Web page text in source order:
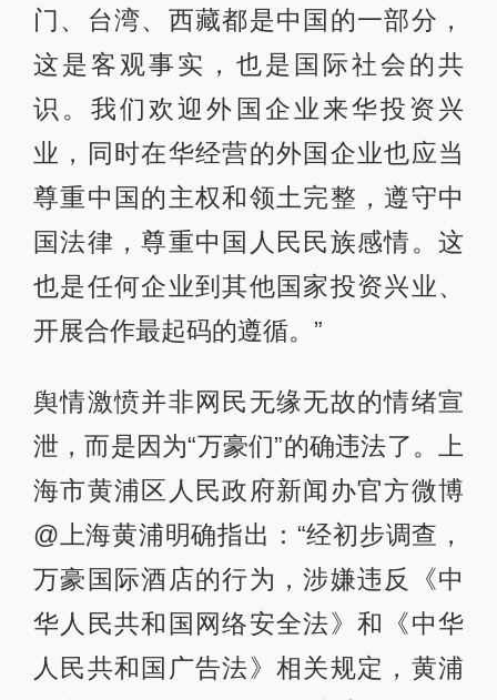
门、台湾、西藏都是中国的一部分，
这是客观事实，也是国际社会的共
识。我们欢迎外国企业来华投资兴
业，同时在华经营的外国企业也应当
尊重中国的主权和领土完整，遵守中
国法律，尊重中国人民民族感情。这
也是任何企业到其他国家投资兴业、
开展合作最起码的遵循。”
舆情激愤并非网民无缘无故的情绪宣
泄，而是因为“万豪们”的确违法了。上
海市黄浦区人民政府新闻办官方微博
@上海黄浦明确指出：“经初步调查，
万豪国际酒店的行为，涉嫌违反《中
华人民共和国网络安全法》和《中华
人民共和国广告法》相关规定，黄浦